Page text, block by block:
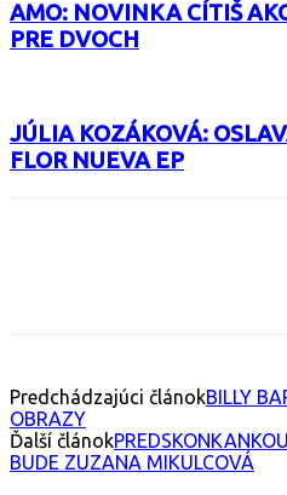
AMO: NOVINKA CÍTIŠ
PRE DVOCH
JÚLIA KOZÁKOVÁ:
FLOR NUEVA EP
Predchádzajúci článokBILLY
OBRAZY
Ďalší článok
BUDE ZUZANA MIKULCOVÁ